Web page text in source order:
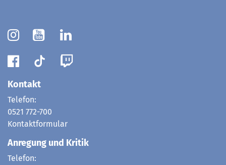
Kontakt
Telefon:
0521 772-700
Kontaktformular
Anregung und Kritik
Telefon: